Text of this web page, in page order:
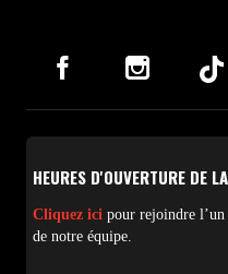
HEURES D'OUVERTURE DE
Cliquez ici pour rejoindre l’un
de notre équipe.